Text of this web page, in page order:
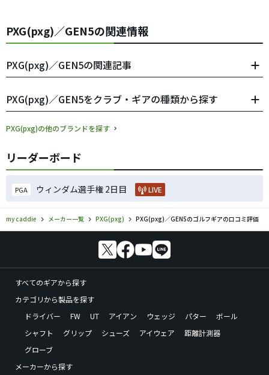
PXG(pxg)／GEN5の関連情報
PXG(pxg)／GEN5の関連記事
PXG(pxg)／GEN5をクラブ・ギアの種類から探す
PXG(pxg)の他のブランドを探す
リーダーボード
PGA ウィンダム選手権 2日目 LIVE
my caddie メーカー一覧 PXG(pxg) PXG(pxg)／GEN5のゴルフギアの口コミ評価
すべてのギアから探す
カテゴリから製品を探す
ドライバー
FW UT アイアン ウェッジ パター
ボール
シャフト
グリップ シューズ アイウェア
距離計測器
グローブ
メーカーから探す